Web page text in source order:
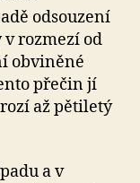
odsouzení
rozmezí od
obviněné
přečin jí
až pětiletý
a v